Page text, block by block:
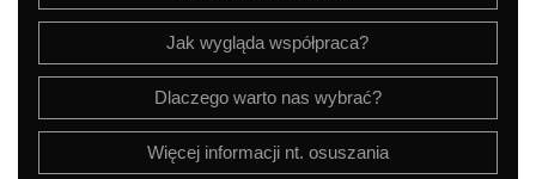
Jak wygląda współpraca?
Dlaczego warto nas wybrać?
Więcej informacji nt. osuszania